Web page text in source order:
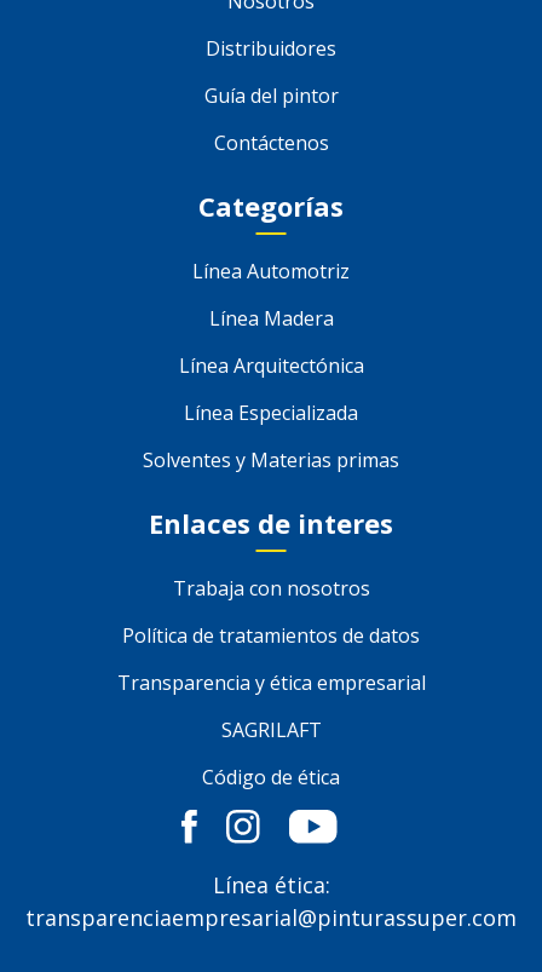
Distribuidores
Guía del pintor
Contáctenos
Categorías
Línea Automotriz
Línea Madera
Línea Arquitectónica
Línea Especializada
Solventes y Materias primas
Enlaces de interes
Trabaja con nosotros
Política de tratamientos de datos
Transparencia y ética empresarial
SAGRILAFT
Código de ética
Línea ética:
transparenciaempresarial@pinturassuper.com